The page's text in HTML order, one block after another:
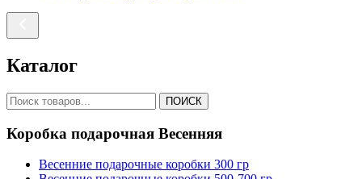
Каталог
ПОИСК
Коробка подарочная Весенняя
Весенние подарочные коробки 300 гр